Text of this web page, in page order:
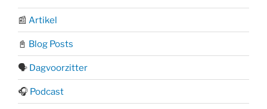
📰 Artikel
📓 Blog Posts
🗣️ Dagvoorzitter
🎧 Podcast